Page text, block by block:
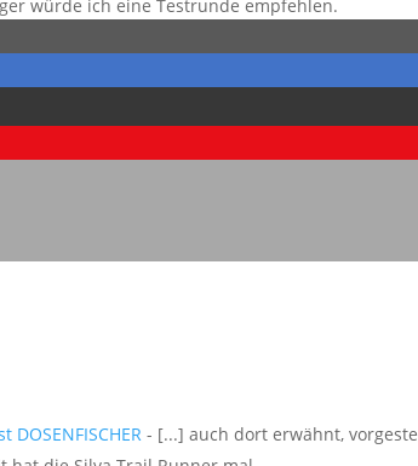
würde ich eine Testrunde empfehlen.
- [...] auch dort erwähnt,